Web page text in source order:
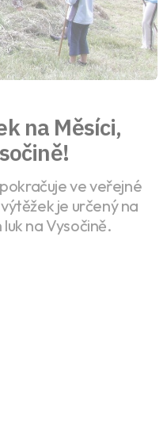
na Měsíci,
ve veřejné
je určený na
na Vysočině.